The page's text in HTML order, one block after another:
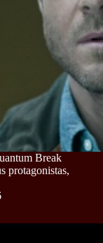
Break
protagonistas,